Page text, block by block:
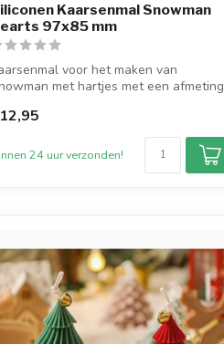
Kaarsenmal Snowman
97x85 mm
voor het maken van
met hartjes met een afmeting
24 uur verzonden!